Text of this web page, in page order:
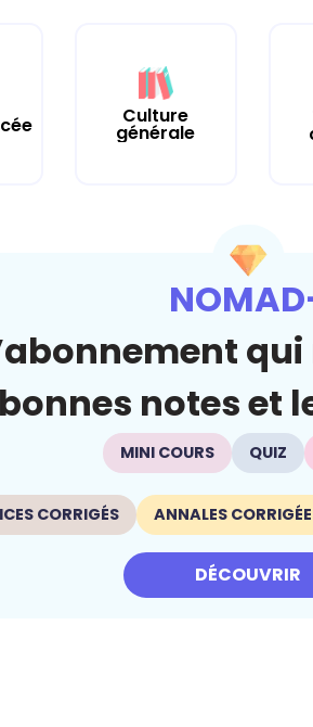
Culture
générale
bonnes notes et
MINI COURS QUIZ
CORRIGÉS ANNALES
DÉCOUVRIR